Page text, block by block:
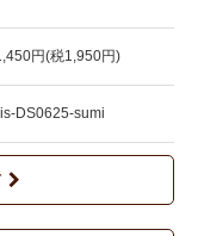
円(税1,950円)
is-DS0625-sumi